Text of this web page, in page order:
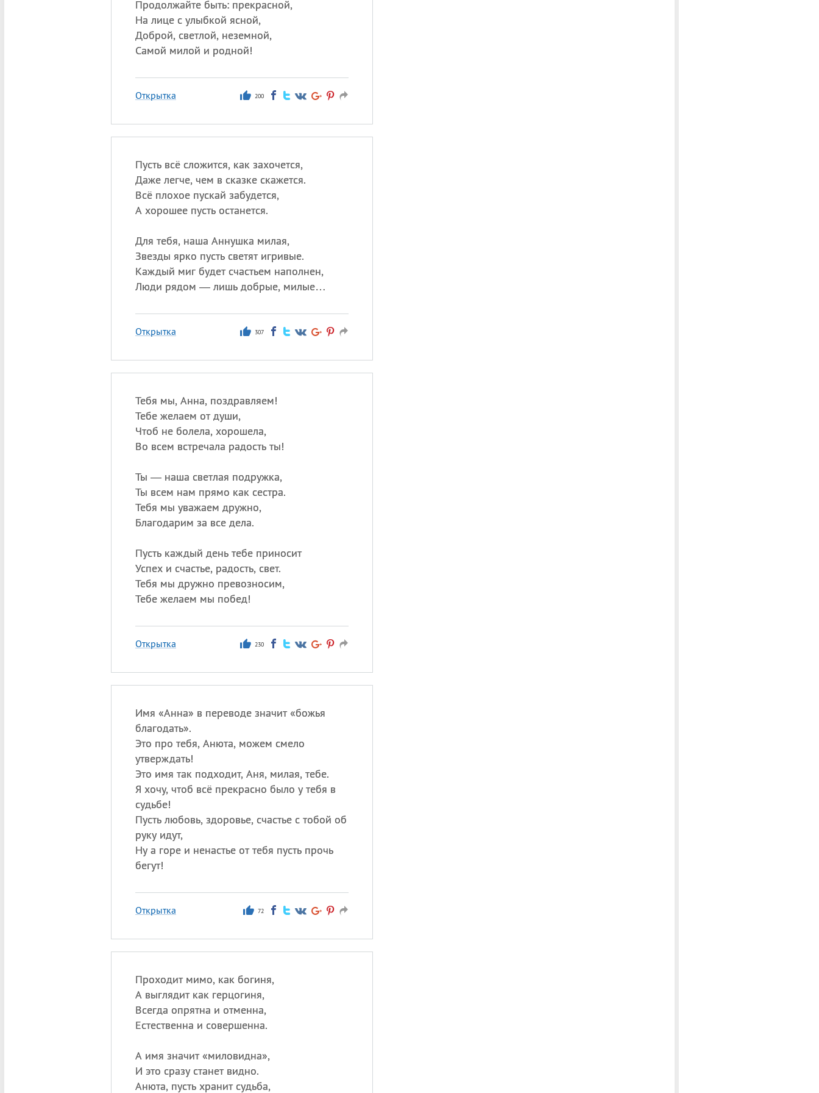
Продолжайте быть: прекрасной,
На лице с улыбкой ясной,
Доброй, светлой, неземной,
Самой милой и родной!
Открытка 200
Пусть всё сложится, как захочется,
Даже легче, чем в сказке скажется.
Всё плохое пускай забудется,
А хорошее пусть останется.
Для тебя, наша Аннушка милая,
Звезды ярко пусть светят игривые.
Каждый миг будет счастьем наполнен,
Люди рядом — лишь добрые, милые…
Открытка 307
Тебя мы, Анна, поздравляем!
Тебе желаем от души,
Чтоб не болела, хорошела,
Во всем встречала радость ты!
Ты — наша светлая подружка,
Ты всем нам прямо как сестра.
Тебя мы уважаем дружно,
Благодарим за все дела.
Пусть каждый день тебе приносит
Успех и счастье, радость, свет.
Тебя мы дружно превозносим,
Тебе желаем мы побед!
Открытка 230
Имя «Анна» в переводе значит «божья
благодать».
Это про тебя, Анюта, можем смело
утверждать!
Это имя так подходит, Аня, милая, тебе.
Я хочу, чтоб всё прекрасно было у тебя в
судьбе!
Пусть любовь, здоровье, счастье с тобой об
руку идут,
Ну а горе и ненастье от тебя пусть прочь
бегут!
Открытка 72
Проходит мимо, как богиня,
А выглядит как герцогиня,
Всегда опрятна и отменна,
Естественна и совершенна.
А имя значит «миловидна»,
И это сразу станет видно.
Анюта, пусть хранит судьба,